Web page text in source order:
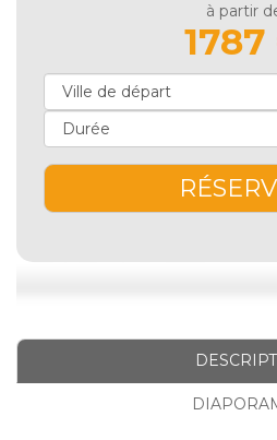
à partir